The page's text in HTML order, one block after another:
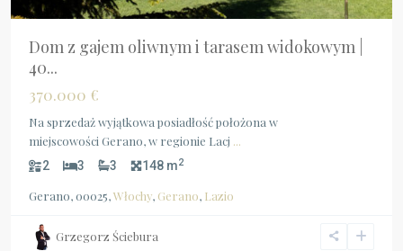
Dom z gajem oliwnym i tarasem widokowym |
40...
370.000 €
Na sprzedaż wyjątkowa posiadłość położona w
miejscowości Gerano, w regionie Lacj ...
2 3 3 148 m2
Gerano, 00025,Włochy, Gerano, Lazio
Grzegorz Ściebura
Calabria,